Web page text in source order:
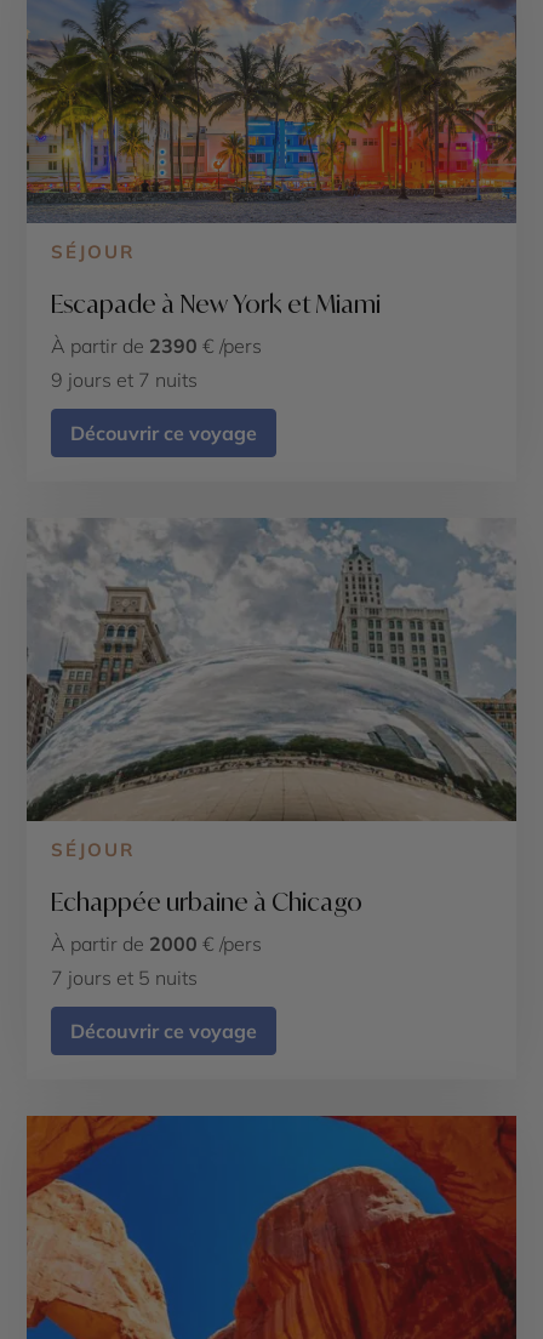
SÉJOUR
Escapade à New York et Miami
À partir de 2390 € /pers
9 jours et 7 nuits
Découvrir ce voyage
SÉJOUR
Echappée urbaine à Chicago
À partir de 2000 € /pers
7 jours et 5 nuits
Découvrir ce voyage